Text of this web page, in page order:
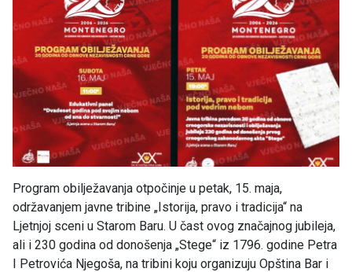
Program obilježavanja otpočinje u petak, 15. maja,
održavanjem javne tribine „Istorija, pravo i tradicija“ na
Ljetnjoj sceni u Starom Baru. U čast ovog značajnog jubileja,
ali i 230 godina od donošenja „Stege“ iz 1796. godine Petra
I Petrovića Njegoša, na tribini koju organizuju Opština Bar i